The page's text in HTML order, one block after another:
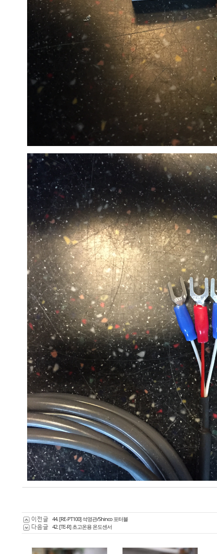
이전글 44. [RE-PT100] 석영관/Shinco 포터블
다음글 42. [TE-R] 초고온용 온도센서